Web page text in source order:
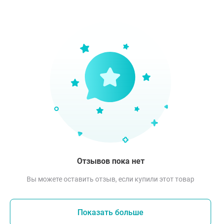
Отзывов пока нет
Вы можете оставить отзыв, если купили этот товар
Показать больше